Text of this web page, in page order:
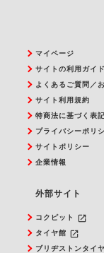
マイページ
サイトの利用ガイド
よくあるご質問／
サイト利用規約
特商法に基づく表
プライバシーポリ
サイトポリシー
企業情報
外部サイト
コクピット launch
タイヤ館 launch
ブリヂストンタイ